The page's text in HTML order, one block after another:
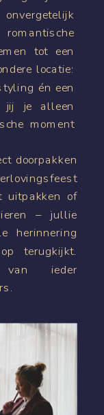
tot een
locatie:
én een
jij je alleen
moment
doorpakken
of
– jullie
herinnering
terugkijkt.
ieder